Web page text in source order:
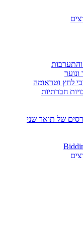
והתערבות
לחץ וטראומה
חברתיות
של תואר שני